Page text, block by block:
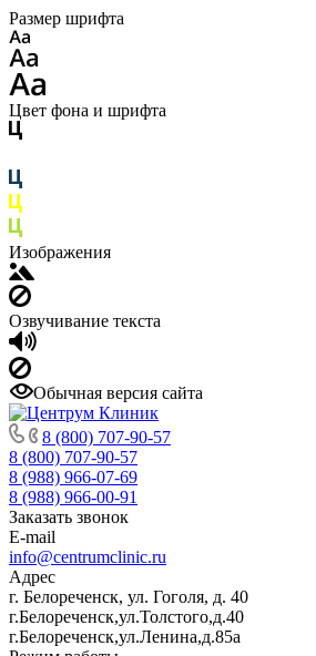
Размер шрифта
Цвет фона и шрифта
Изображения
Озвучивание текста
Обычная версия сайта
8 (800) 707-90-57
8 (800) 707-90-57
8 (988) 966-07-69
8 (988) 966-00-91
Заказать звонок
E-mail
info@centrumclinic.ru
Адрес
г. Белореченск, ул. Гоголя, д. 40
г.Белореченск,ул.Толстого,д.40
г.Белореченск,ул.Ленина,д.85а